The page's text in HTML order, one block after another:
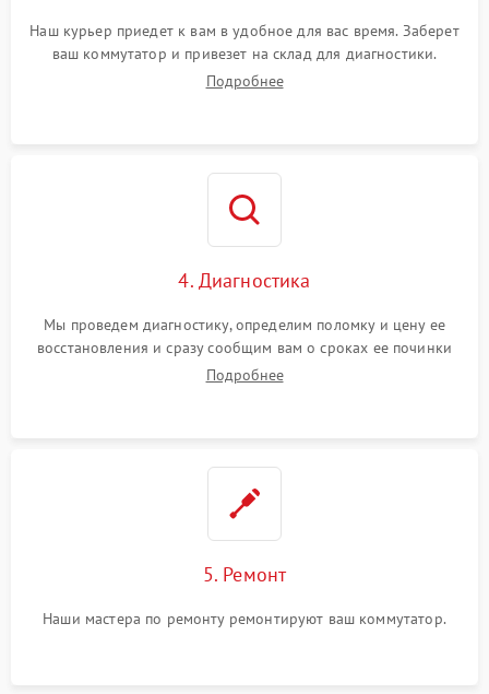
Наш курьер приедет к вам в удобное для вас время. Заберет
ваш коммутатор и привезет на склад для диагностики.
Подробнее
4. Диагностика
Мы проведем диагностику, определим поломку и цену ее
восстановления и сразу сообщим вам о сроках ее починки
Подробнее
5. Ремонт
Наши мастера по ремонту ремонтируют ваш коммутатор.